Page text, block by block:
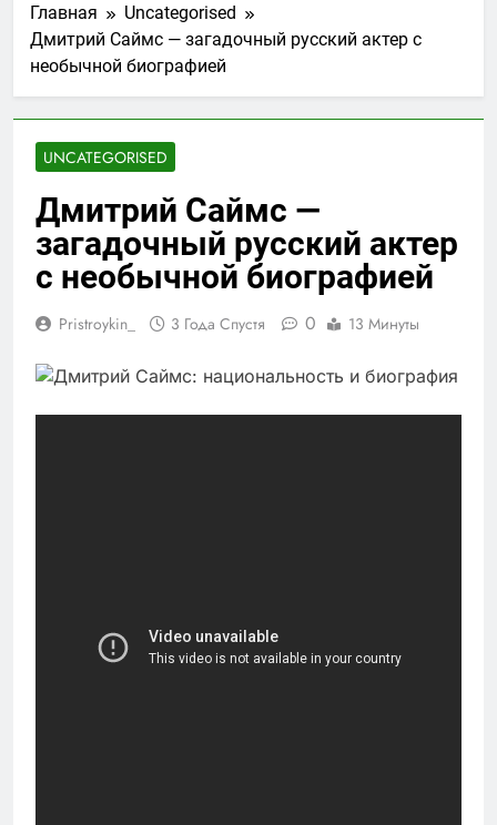
Главная
Uncategorised
Дмитрий Саймс — загадочный русский актер с
необычной биографией
UNCATEGORISED
Дмитрий Саймс —
загадочный русский актер
с необычной биографией
Pristroykin_ 3 Года Спустя 0 13 Минуты